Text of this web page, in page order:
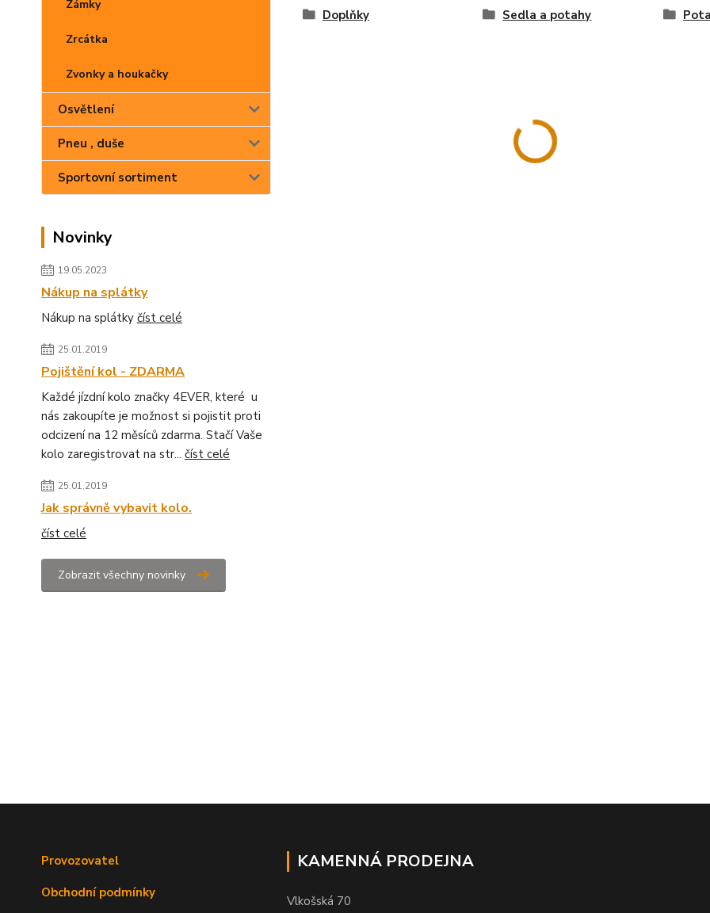
Zámky
Zrcátka
Zvonky a houkačky
Osvětlení
Pneu , duše
Sportovní sortiment
Novinky
19.05.2023
Nákup na splátky
Nákup na splátky číst celé
25.01.2019
Pojištění kol - ZDARMA
Každé jízdní kolo značky 4EVER, které u
nás zakoupíte je možnost si pojistit proti
odcizení na 12 měsíců zdarma. Stačí Vaše
kolo zaregistrovat na str... číst celé
25.01.2019
Jak správně vybavit kolo.
číst celé
Zobrazit všechny novinky
Doplňky Sedla a potahy
Provozovatel
Obchodní podmínky
KAMENNÁ PRODEJNA
Vlkošská 70